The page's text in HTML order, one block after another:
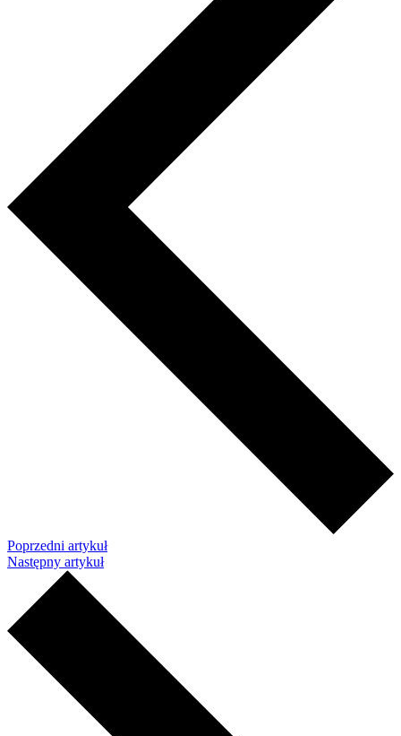
Poprzedni artykuł
Następny artykuł